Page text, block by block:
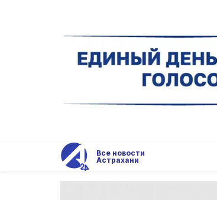
Все новости
Астрахани